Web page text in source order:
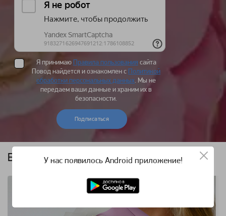
Я принимаю Правила пользования сайта
Повод найдется и ознакомлен с Политикой
обработки персональных данных. Мы не
передаем ваши данные и храним их в
безопасности.
Подписаться
Букет неделиУ нас появилось Android приложение!